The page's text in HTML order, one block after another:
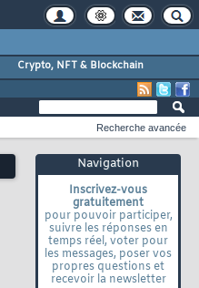
Crypto, NFT & Blockchain
Navigation
Inscrivez-vous
gratuitement
pour pouvoir participer,
suivre les réponses en
temps réel, voter pour
les messages, poser vos
propres questions et
recevoir la newsletter
Recherche avancée